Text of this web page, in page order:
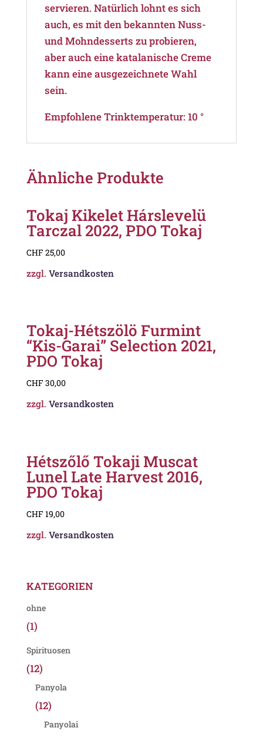
servieren. Natürlich lohnt es sich
auch, es mit den bekannten Nuss-
und Mohndesserts zu probieren,
aber auch eine katalanische Creme
kann eine ausgezeichnete Wahl
sein.
Empfohlene Trinktemperatur: 10 °
Ähnliche Produkte
Tokaj Kikelet Hárslevelü
Tarczal 2022, PDO Tokaj
CHF 25,00
zzgl. Versandkosten
Tokaj-Hétszölö Furmint
“Kis-Garai” Selection 2021,
PDO Tokaj
CHF 30,00
zzgl. Versandkosten
Hétszőlő Tokaji Muscat
Lunel Late Harvest 2016,
PDO Tokaj
CHF 19,00
zzgl. Versandkosten
KATEGORIEN
ohne
(1)
Spirituosen
(12)
Panyola
(12)
Panyolai